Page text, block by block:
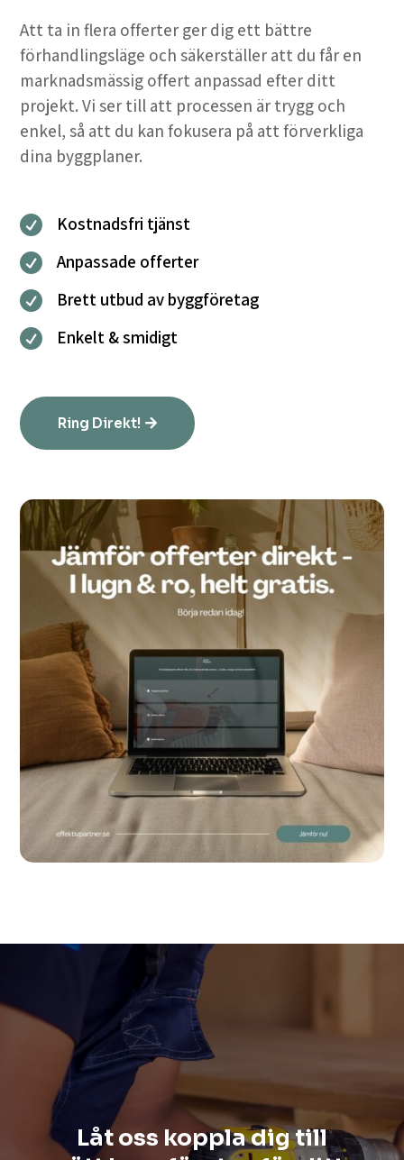
Att ta in flera offerter ger dig ett bättre
förhandlingsläge och säkerställer att du får en
marknadsmässig offert anpassad efter ditt
projekt. Vi ser till att processen är trygg och
enkel, så att du kan fokusera på att förverkliga
dina byggplaner.
 Kostnadsfri tjänst
 Anpassade offerter
 Brett utbud av byggföretag
 Enkelt & smidigt
Ring Direkt!
Låt oss koppla dig till